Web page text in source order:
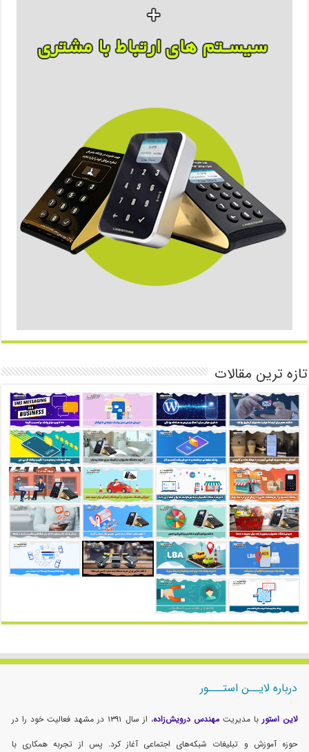
تازه ترین مقالات
درباره لایــن استـــور
لاین استور با مدیریتمهندس درویش‌زاده
، از سال ۱۳۹۱ در مشهد فعالیت خود را در
حوزه آموزش و تبلیغات شبکه‌های اجتماعی آغاز کرد. پس از تجربه همکاری با